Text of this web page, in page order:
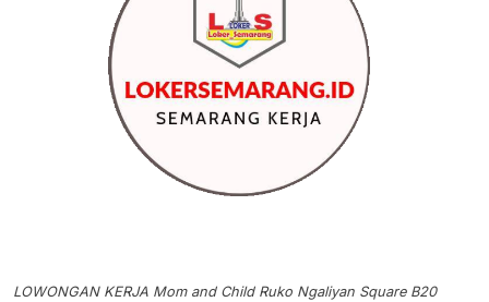
LOWONGAN KERJA Mom and Child Ruko Ngaliyan Square B20